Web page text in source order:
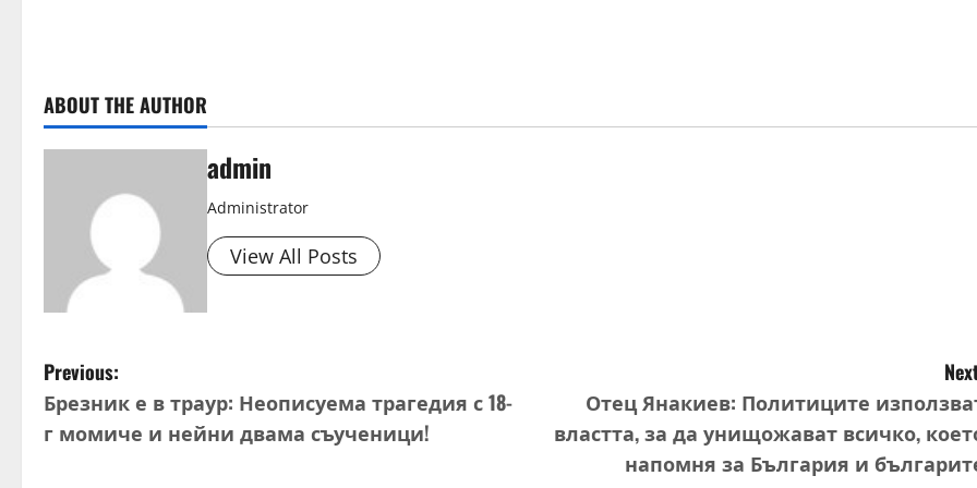
ABOUT THE AUTHOR
admin
Administrator
View All Posts
P
o
Previous:
Брезник е в траур: Неописуема трагедия с 18-
г момиче и нейни двама съученици!
Отец Янакиев: Политиците
властта, за да унищожават всичко,
напомня за България и